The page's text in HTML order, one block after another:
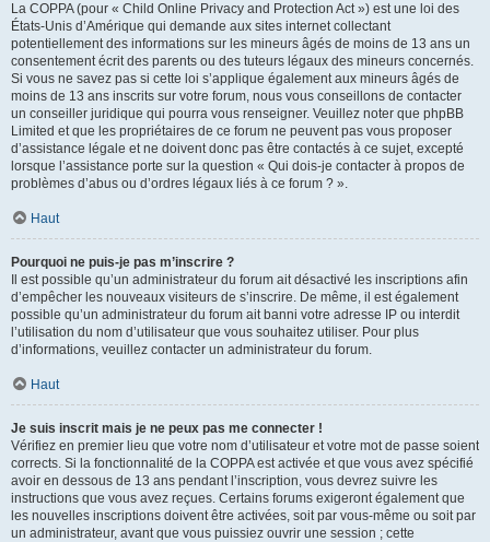
La COPPA (pour « Child Online Privacy and Protection Act ») est une loi des
États-Unis d’Amérique qui demande aux sites internet collectant
potentiellement des informations sur les mineurs âgés de moins de 13 ans un
consentement écrit des parents ou des tuteurs légaux des mineurs concernés.
Si vous ne savez pas si cette loi s’applique également aux mineurs âgés de
moins de 13 ans inscrits sur votre forum, nous vous conseillons de contacter
un conseiller juridique qui pourra vous renseigner. Veuillez noter que phpBB
Limited et que les propriétaires de ce forum ne peuvent pas vous proposer
d’assistance légale et ne doivent donc pas être contactés à ce sujet, excepté
lorsque l’assistance porte sur la question « Qui dois-je contacter à propos de
problèmes d’abus ou d’ordres légaux liés à ce forum ? ».
Haut
Pourquoi ne puis-je pas m’inscrire ?
Il est possible qu’un administrateur du forum ait désactivé les inscriptions afin
d’empêcher les nouveaux visiteurs de s’inscrire. De même, il est également
possible qu’un administrateur du forum ait banni votre adresse IP ou interdit
l’utilisation du nom d’utilisateur que vous souhaitez utiliser. Pour plus
d’informations, veuillez contacter un administrateur du forum.
Haut
Je suis inscrit mais je ne peux pas me connecter !
Vérifiez en premier lieu que votre nom d’utilisateur et votre mot de passe soient
corrects. Si la fonctionnalité de la COPPA est activée et que vous avez spécifié
avoir en dessous de 13 ans pendant l’inscription, vous devrez suivre les
instructions que vous avez reçues. Certains forums exigeront également que
les nouvelles inscriptions doivent être activées, soit par vous-même ou soit par
un administrateur, avant que vous puissiez ouvrir une session ; cette